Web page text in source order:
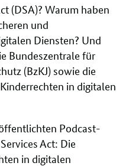
(DSA)? Warum haben
und
Diensten? Und
Bundeszentrale für
(BzKJ) sowie die
in digitalen
Podcast-
Act: Die
in digitalen